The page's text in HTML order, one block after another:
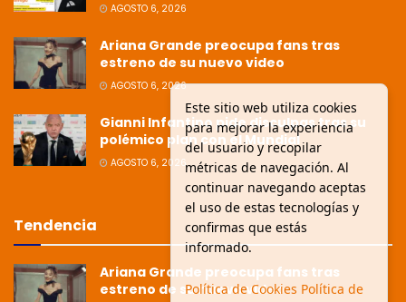
AGOSTO 6, 2026
Ariana Grande preocupa fans tras
estreno de su nuevo video
AGOSTO 6, 2026
Gianni Infantino pide disculpas tras su
polémico plan con el Mundial
AGOSTO 6, 2026
Tendencia
Ariana Grande preocupa fans tras
estreno de su nuevo video
Este sitio web utiliza cookies
para mejorar la experiencia
del usuario y recopilar
métricas de navegación. Al
continuar navegando aceptas
el uso de estas tecnologías y
confirmas que estás
informado.
Política de Cookies Política de